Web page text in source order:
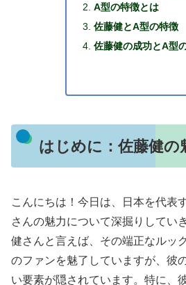
A型の特徴とは
佐藤健とA型の特徴
佐藤健の成功とA型
はじめに：佐藤健の
こんにちは！今日は、日本を代表
さんの魅力について深掘りしてい
健さんと言えば、その端正なルッ
のファンを魅了していますが、彼
い要素が隠されています。特に、